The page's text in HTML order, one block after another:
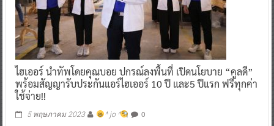
ไฮเออร์ นำทัพโดยคุณบอย ปกรณ์ลงพื้นที่ เปิดนโยบาย “คูลดี”
พร้อมสัญญารับประกันแอร์ไฮเออร์ 10 ปี และ5 ปีแรก ฟรีทุกค่า
ใช้จ่าย!!
5 พฤษภาคม 2023 ^ jo ^ 0